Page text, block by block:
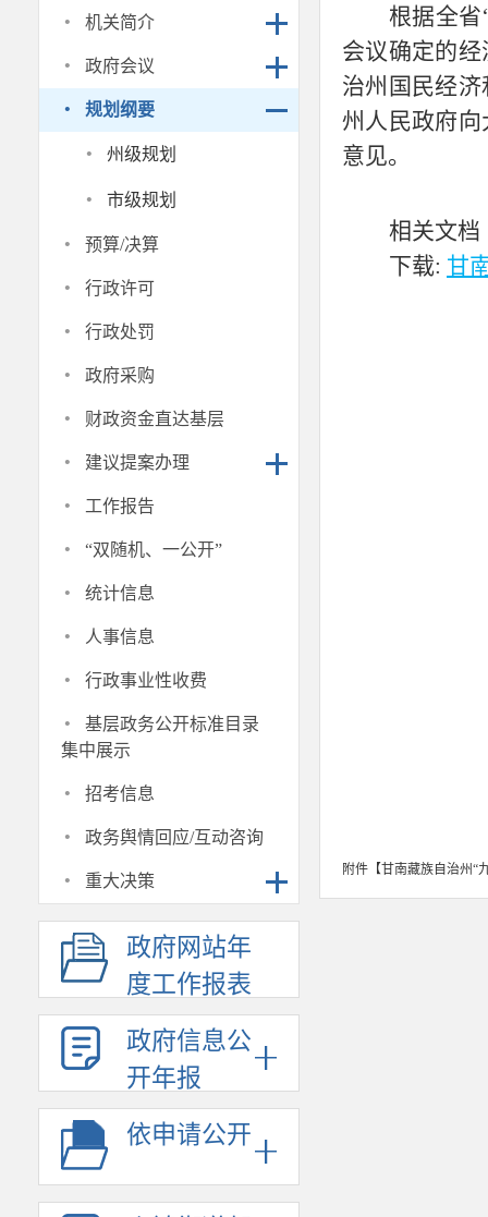
· 机关简介
· 政府会议
· 规划纲要
· 州级规划
· 市级规划
· 预算/决算
· 行政许可
· 行政处罚
· 政府采购
· 财政资金直达基层
· 建议提案办理
· 工作报告
· “双随机、一公开”
· 统计信息
· 人事信息
· 行政事业性收费
·
基层政务公开标准目录
集中展示
· 招考信息
· 政务舆情回应/互动咨询
· 重大决策
政府网站年
度工作报表
政府信息公
开年报
依申请公开
根据全省
会议确定的
治州国民经
州人民政府
意见。
相关文档
下载: 甘
附件【甘南藏族自治州“